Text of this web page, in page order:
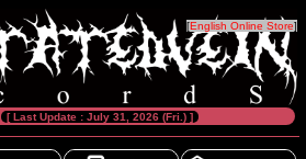
[English Online Store]
[ Last Update : July 31, 2026 (Fri.) ]